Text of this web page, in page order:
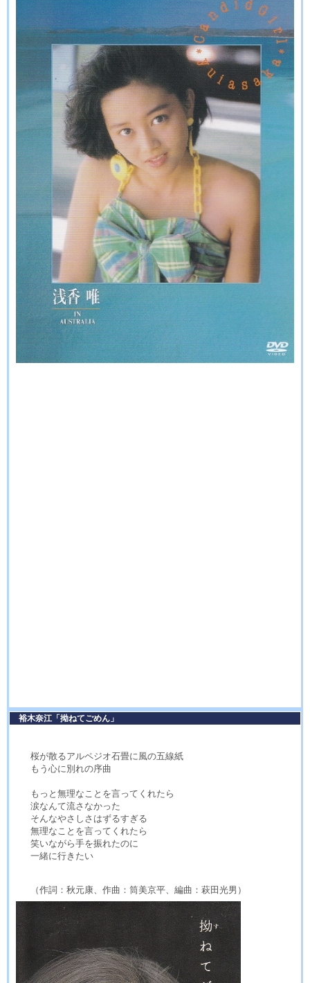
裕木奈江「拗ねてごめん」
桜が散るアルペジオ石畳に風の五線紙
もう心に別れの序曲
もっと無理なことを言ってくれたら
涙なんて流さなかった
そんなやさしさはずるすぎる
無理なことを言ってくれたら
笑いながら手を振れたのに
一緒に行きたい
（作詞：秋元康、作曲：筒美京平、編曲：萩田光男）